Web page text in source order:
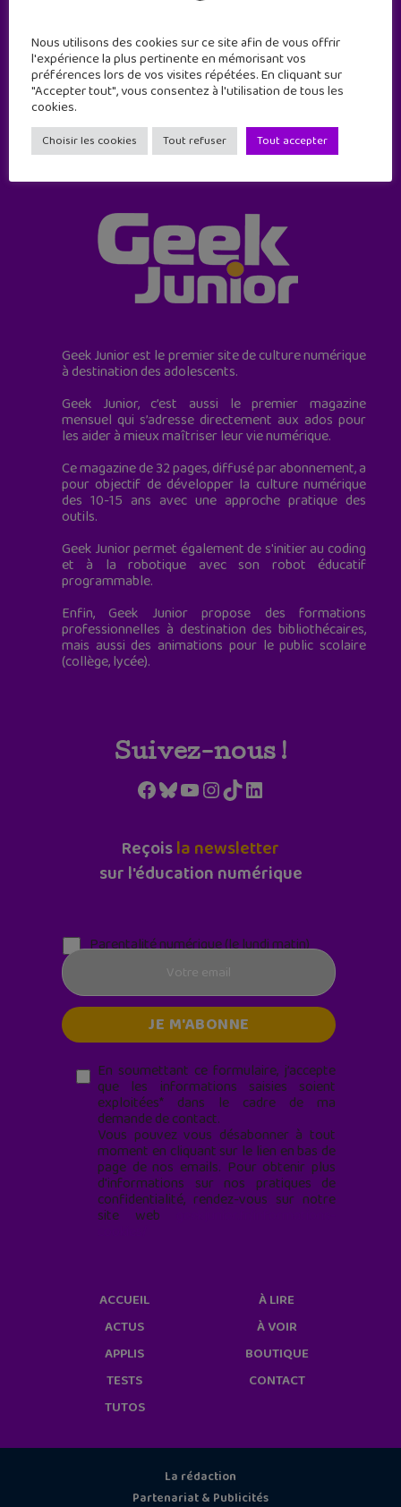
11 numéros par an
Geek Junior est le premier site de culture numérique
à destination des adolescents.
Geek Junior, c’est aussi le premier magazine
mensuel qui s’adresse directement aux ados pour
les aider à mieux maîtriser leur vie numérique.
Ce magazine de 32 pages, diffusé par abonnement, a
pour objectif de développer la culture numérique
des 10-15 ans avec une approche pratique des
outils.
Geek Junior permet également de s'initier au coding
et à la robotique avec son robot éducatif
programmable.
Enfin, Geek Junior propose des formations
professionnelles à destination des bibliothécaires,
mais aussi des animations pour le public scolaire
(collège, lycée).
Suivez-nous !
Facebook
Bluesky
YouTube
Instagram
TikTokLinkedIn
Reçoisla newsletter
sur l'éducation numérique
Parentalité numérique (le lundi matin)
En soumettant ce formulaire, j’accepte
que les informations saisies soient
exploitées* dans le cadre de ma
demande de contact.
Vous pouvez vous désabonner à tout
moment en cliquant sur le lien en bas de
page de nos emails. Pour obtenir plus
d'informations sur nos pratiques de
confidentialité, rendez-vous sur notre
site web
Nous utilisons des cookies sur ce site afin de vous offrir
l'expérience la plus pertinente en mémorisant vos
préférences lors de vos visites répétées. En cliquant sur
"Accepter tout", vous consentez à l'utilisation de tous les
cookies.
Choisir les cookies Tout refuser Tout accepter
ACCUEIL
ACTUS
APPLIS
TESTS
TUTOS
À LIRE
À VOIR
BOUTIQUE
CONTACT
La rédaction
Partenariat & Publicités